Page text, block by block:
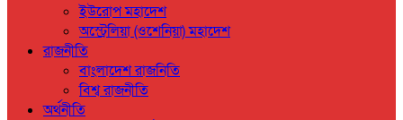
ইউরোপ মহাদেশ
অস্ট্রেলিয়া (ওশেনিয়া) মহাদেশ
রাজনীতি
বাংলাদেশ রাজনিতি
বিশ্ব রাজনীতি
অর্থনীতি